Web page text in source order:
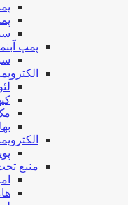
پمپ
منبع